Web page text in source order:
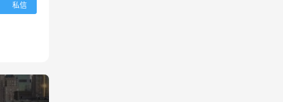
私信